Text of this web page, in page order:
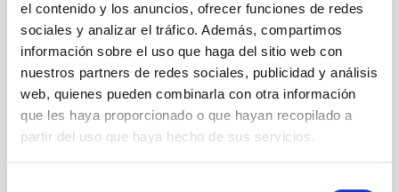
el contenido y los anuncios, ofrecer funciones de redes
sociales y analizar el tráfico. Además, compartimos
información sobre el uso que haga del sitio web con
nuestros partners de redes sociales, publicidad y análisis
web, quienes pueden combinarla con otra información
que les haya proporcionado o que hayan recopilado a
partir del uso que haya hecho de sus servicios.
Asistentes a la rueda de prensa tras el consejo